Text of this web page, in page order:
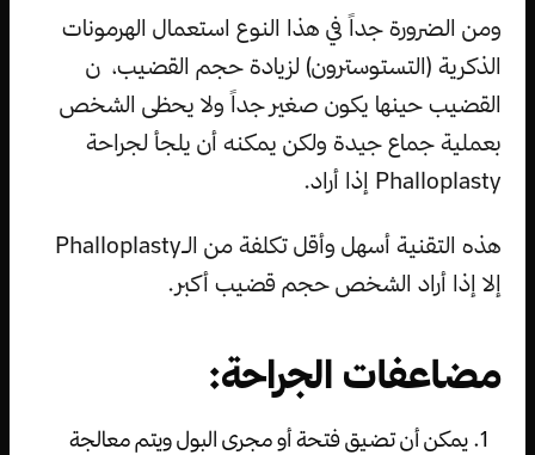
ومن الضرورة جداً في هذا النوع استعمال الهرمونات
الذكرية (التستوسترون) لزيادة حجم القضيب، ﻷن
القضيب حينها يكون صغير جداً ولا يحظى الشخص
بعملية جماع جيدة ولكن يمكنه أن يلجأ لجراحة
Phalloplasty إذا أراد.
هذه التقنية أسهل وأقل تكلفة من الـPhalloplasty
إلا إذا أراد الشخص حجم قضيب أكبر.
مضاعفات الجراحة:
يمكن أن تضيق فتحة أو مجرى البول ويتم معالجة